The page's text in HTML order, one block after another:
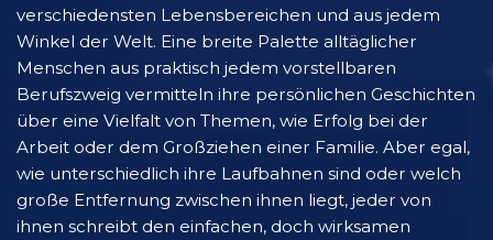
verschiedensten Lebensbereichen und aus jedem
Winkel der Welt. Eine breite Palette alltäglicher
Menschen aus praktisch jedem vorstellbaren
Berufszweig vermitteln ihre persönlichen Geschichten
über eine Vielfalt von Themen, wie Erfolg bei der
Arbeit oder dem Großziehen einer Familie. Aber egal,
wie unterschiedlich ihre Laufbahnen sind oder welch
große Entfernung zwischen ihnen liegt, jeder von
ihnen schreibt den einfachen, doch wirksamen